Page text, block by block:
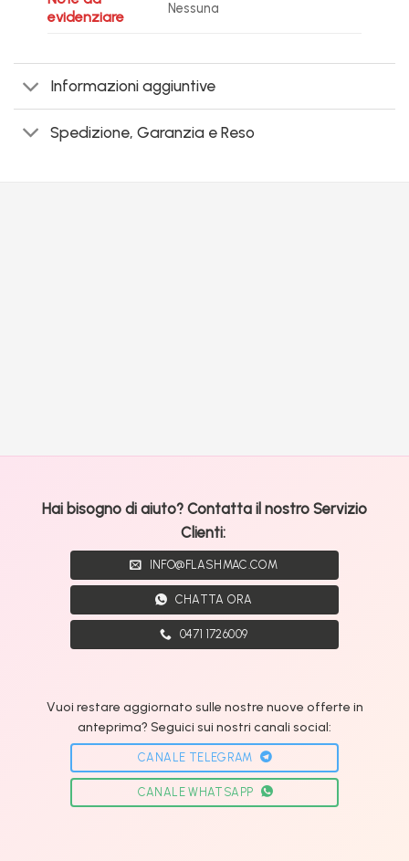
evidenziare
Nessuna
Informazioni aggiuntive
Spedizione, Garanzia e Reso
Hai bisogno di aiuto? Contatta il nostro Servizio
Clienti:
INFO@FLASHMAC.COM
CHATTA ORA
0471 1726009
Vuoi restare aggiornato sulle nostre nuove offerte in
anteprima? Seguici sui nostri canali social:
CANALE TELEGRAM
CANALE WHATSAPP